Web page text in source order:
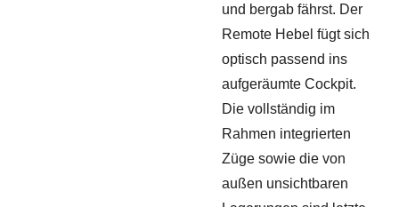
und bergab fährst. Der
Remote Hebel fügt sich
optisch passend ins
aufgeräumte Cockpit.
Die vollständig im
Rahmen integrierten
Züge sowie die von
außen unsichtbaren